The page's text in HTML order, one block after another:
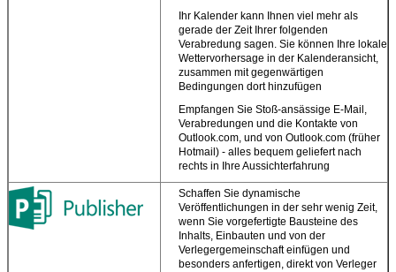
Ihr Kalender kann Ihnen viel mehr als
gerade der Zeit Ihrer folgenden
Verabredung sagen. Sie können Ihre lokale
Wettervorhersage in der Kalenderansicht,
zusammen mit gegenwärtigen
Bedingungen dort hinzufügen
Empfangen Sie Stoß-ansässige E-Mail,
Verabredungen und die Kontakte von
Outlook.com, und von Outlook.com (früher
Hotmail) - alles bequem geliefert nach
rechts in Ihre Aussichterfahrung
Schaffen Sie dynamische
Veröffentlichungen in der sehr wenig Zeit,
wenn Sie vorgefertigte Bausteine des
Inhalts, Einbauten und von der
Verlegergemeinschaft einfügen und
besonders anfertigen, direkt von Verleger